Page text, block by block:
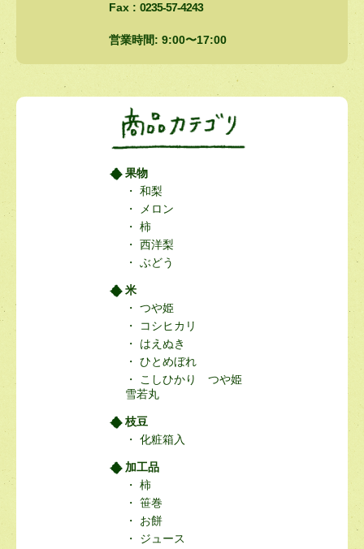
Fax : 0235-57-4243
営業時間: 9:00〜17:00
果物
和梨
メロン
柿
西洋梨
ぶどう
米
つや姫
コシヒカリ
はえぬき
ひとめぼれ
こしひかり つや姫
雪若丸
枝豆
化粧箱入
加工品
柿
笹巻
お餅
ジュース